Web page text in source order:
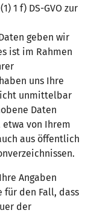
1 f) DS-GVO zur
geben wir
ist im Rahmen
uns Ihre
unmittelbar
Daten
von Ihrem
aus öffentlich
Angaben
für den Fall, dass
der